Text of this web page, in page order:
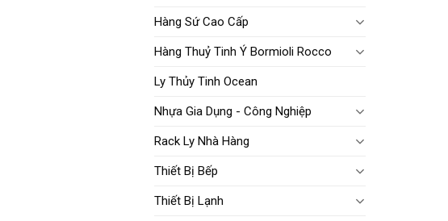
Hàng Sứ Cao Cấp
Hàng Thuỷ Tinh Ý Bormioli Rocco
Ly Thủy Tinh Ocean
Nhựa Gia Dụng - Công Nghiệp
Rack Ly Nhà Hàng
Thiết Bị Bếp
Thiết Bị Lạnh